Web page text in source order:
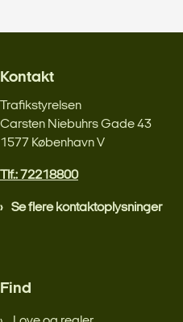
Kontakt
Trafikstyrelsen
Carsten Niebuhrs Gade 43
1577 København V
Tlf.: 72218800
Se flere kontaktoplysninger
Find